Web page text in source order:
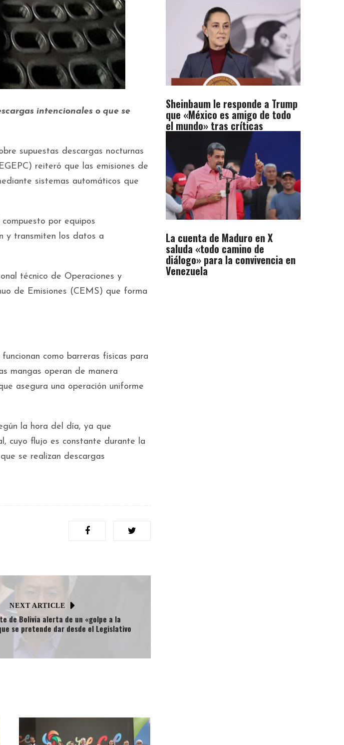
intencionales o que se
supuestas descargas nocturnas
reiteró que las emisiones de
sistemas automáticos que
por equipos
y transmiten los datos a
técnico de Operaciones y
de Emisiones (CEMS) que forma
como barreras físicas para
mangas operan de manera
asegura una operación uniforme
la hora del día, ya que
cuyo flujo es constante durante la
se realizan descargas
NEXT ARTICLE
de Bolivia alerta de un «golpe a la
se pretende dar desde el Legislativo
Sheinbaum le responde a Trump
que «México es amigo de todo
el mundo» tras críticas
La cuenta de Maduro en X
saluda «todo camino de
diálogo» para la convivencia en
Venezuela